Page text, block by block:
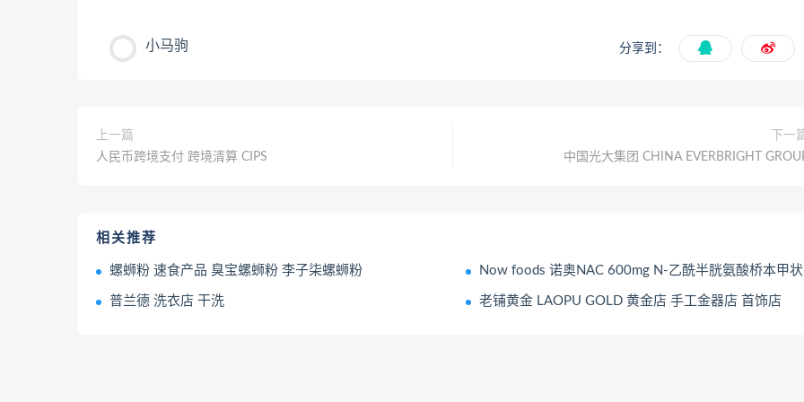
小马驹 分享到：
上一篇
人民币跨境支付 跨境清算 CIPS
下一
中国光大集团 CHINA EVERBRIGHT
相关推荐
螺蛳粉 速食产品 臭宝螺蛳粉 李子柒螺蛳粉 Now foods 诺奥NAC 600mg N-乙酰半胱氨酸桥本甲状
普兰德 洗衣店 干洗 老铺黄金 LAOPU GOLD 黄金店 手工金器店 首饰店